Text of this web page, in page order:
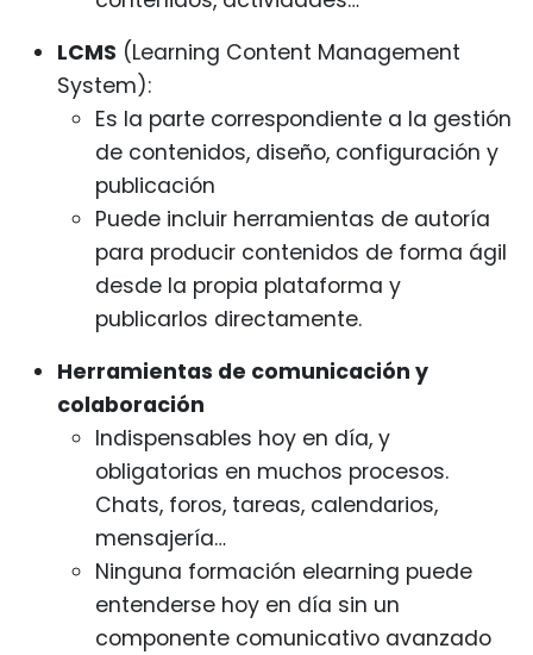
LCMS (Learning Content Management
System):
Es la parte correspondiente a la gestión
de contenidos, diseño, configuración y
publicación
Puede incluir herramientas de autoría
para producir contenidos de forma ágil
desde la propia plataforma y
publicarlos directamente.
Herramientas de comunicación y
colaboración
Indispensables hoy en día, y
obligatorias en muchos procesos.
Chats, foros, tareas, calendarios,
mensajería…
Ninguna formación elearning puede
entenderse hoy en día sin un
componente comunicativo avanzado